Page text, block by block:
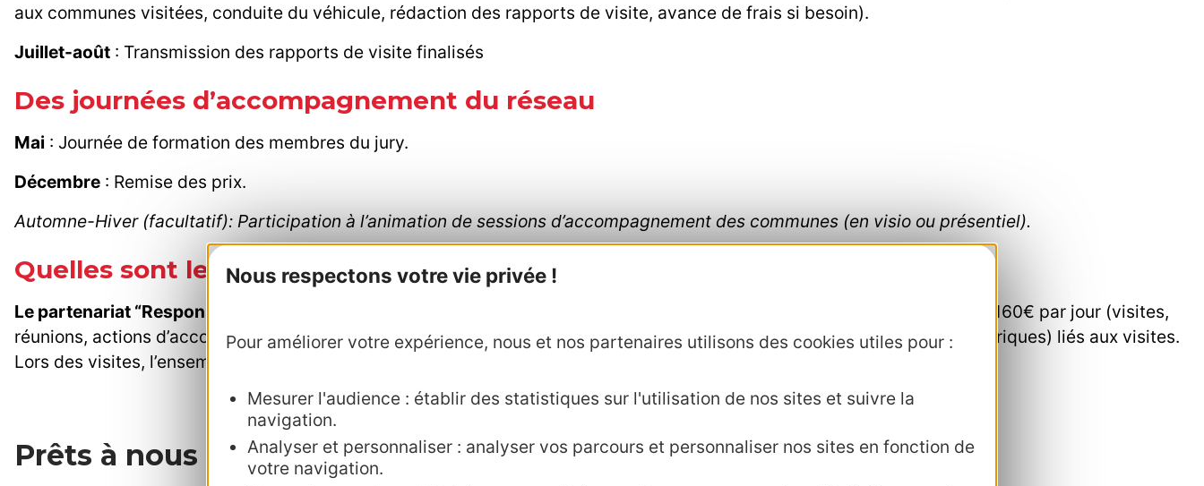
Nous respectons votre vie privée !
Pour améliorer votre expérience, nous et nos partenaires utilisons des cookies utiles pour :
Mesurer l'audience : établir des statistiques sur l'utilisation de nos sites et suivre la
navigation.
Analyser et personnaliser : analyser vos parcours et personnaliser nos sites en fonction de
votre navigation.
aux communes visitées, conduite du véhicule, rédaction des rapports de visite, avance de frais si besoin).
Juillet-août : Transmission des rapports de visite finalisés
Des journées d’accompagnement du réseau
Mai : Journée de formation des membres du jury.
Décembre : Remise des prix.
Automne-Hiver (facultatif): Participation à l’animation de sessions d’accompagnement des communes (en visio ou présentiel).
Quelles sont les modalités pratiques ?
Le partenariat “Responsable de jury”
est formalisé par une convention qui rémunère la structure partenaire à hauteur de 160€ par jour (visites,
réunions, actions d’accompagnement et préparation) et prévoit le remboursement des frais de déplacement (frais kilométriques) liés aux visites.
Lors des visites, l’ensemble des frais (hébergements, déjeuners) sont pris en charge par le CRTL.
Prêts à nous rejoindre ?